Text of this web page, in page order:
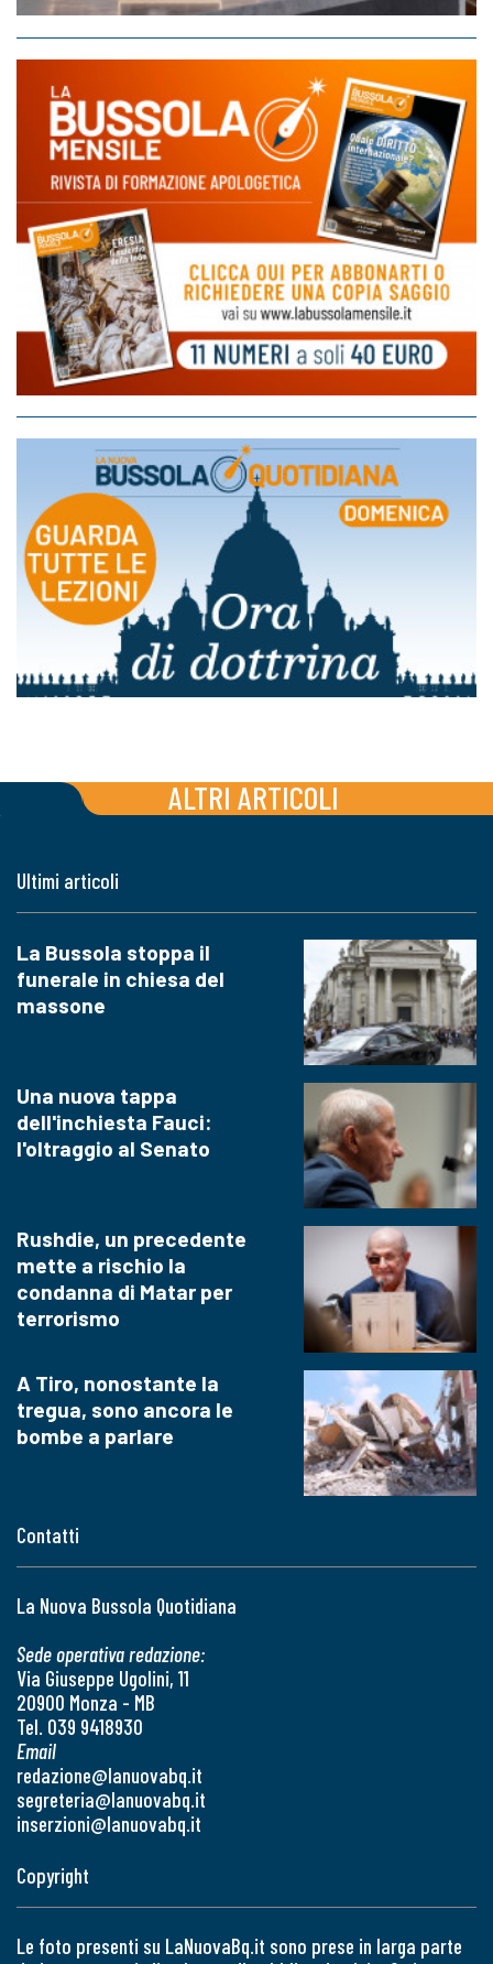
ALTRI ARTICOLI
Contatti
La Nuova Bussola Quotidiana
Sede operativa redazione:
Via Giuseppe Ugolini, 11
20900 Monza - MB
Tel. 039 9418930
Email
redazione@lanuovabq.it
segreteria@lanuovabq.it
inserzioni@lanuovabq.it
Ultimi articoli
La Bussola stoppa il
funerale in chiesa del
massone
Una nuova tappa
dell'inchiesta Fauci:
l'oltraggio al Senato
Rushdie, un precedente
mette a rischio la
condanna di Matar per
terrorismo
A Tiro, nonostante la
tregua, sono ancora le
bombe a parlare
Copyright
Le foto presenti su LaNuovaBq.it sono prese in larga parte